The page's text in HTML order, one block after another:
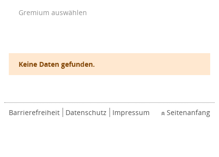
Gremium auswählen
Keine Daten gefunden.
Barrierefreiheit Datenschutz Impressum Seitenanfang